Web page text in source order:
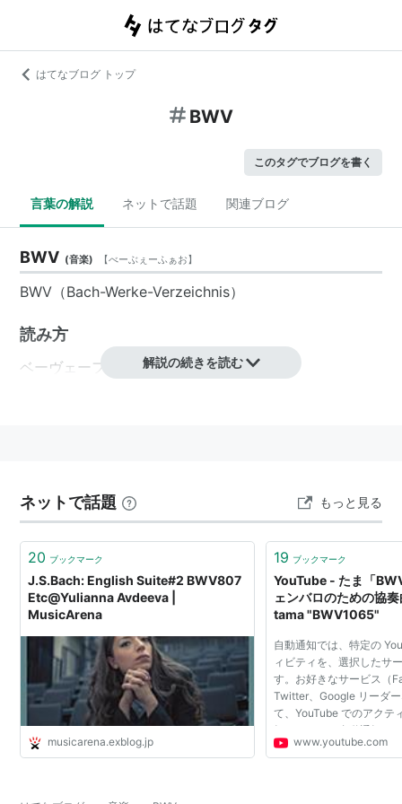
はてなブログ トップ
BWV
このタグでブログを書く
言葉の解説 ネットで話題 関連ブログ
BWV (音楽) 【べーぶぇーふぁお】
BWV（Bach-Werke-Verzeichnis）
読み方
ベーヴェーファウ
音楽学者ヴァルフガング・シュミーダーによるバッハの
作品番号 ．
1958年に「バッハ作品主題目録」として出版．
BWV番号はジャンル毎に整理されている．
ただし、現在の研究ではバッハ以外の作品とされるもの
もかなり含まれている。
ジャンル
カンタータ
解説の続きを読む
ネットで話題 もっと見る
20 ブックマーク
J.S.Bach: English Suite#2 BWV807
Etc@Yulianna Avdeeva |
MusicArena
musicarena.exblog.jp
19 ブックマーク
YouTube - たま「
ェンバロのための協
tama "BWV1065"
自動通知では、特定の
ィビティを、選択したサ
す。お好きなサービス（
Twitter、Google リーダ
て、YouTube でのアクテ
知らせます。自動通知は
ます。www.youtube.com